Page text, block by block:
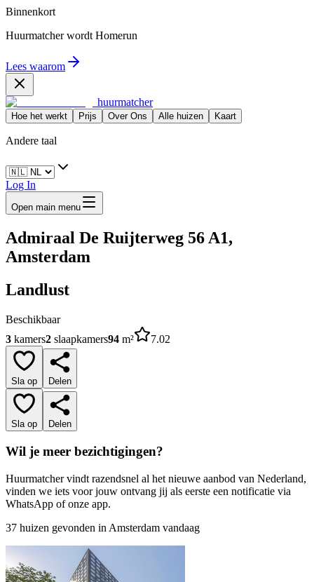
Binnenkort
Huurmatcher wordt Homerun
Lees waarom
huurmatcher
Hoe het werkt Prijs Over Ons Alle huizen Kaart
Andere taal
Log In
Open main menu
Admiraal De Ruijterweg 56 A1,
Amsterdam
Landlust
Beschikbaar
3 kamers2 slaapkamers94 m² 7.02
Sla op Delen
Sla op Delen
Wil je meer bezichtigingen?
Huurmatcher vindt razendsnel al het nieuwe aanbod van Nederland,
vinden we iets voor jouw ontvang jij als eerste een notificatie via
WhatsApp of onze app.
37 huizen gevonden in Amsterdam vandaag